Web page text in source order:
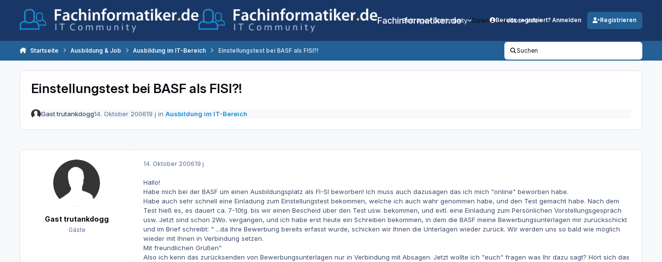
Fachinformatiker.de
Beiträge Community DownloadsJobs Info
Bereits registriert? Anmelden Registrieren
Startseite Ausbildung & Job Ausbildung im IT-Bereich Einstellungstest bei BASF als FISI?! Suchen
Einstellungstest bei BASF als FISI?!
Gast trutankdogg14. Oktober 200619 j in Ausbildung im IT-Bereich
Gast trutankdogg
Gäste
14. Oktober 200619 j
Hallo!
Habe mich bei der BASF um einen Ausbildungsplatz als FI-SI beworben! Ich muss auch dazusagen das ich mich "online" beworben habe.
Habe auch sehr schnell eine Einladung zum Einstellungstest bekommen, welche ich auch wahr genommen habe, und den Test gemacht habe. Nach dem
Test hieß es, es dauert ca. 7-10tg. bis wir einen Bescheid über den Test usw. bekommen, und evtl. eine Einladung zum Persönlichen Vorstellungsgespräch
usw. Jetzt sind schon 2Wo. vergangen, und ich habe erst heute ein Schreiben bekommen, in dem die BASF meine Bewerbungsunterlagen mir zurückschickt
und im Brief schreibt: " ...da Ihre Bewerbung bereits erfasst wurde, schicken wir Ihnen die Unterlagen wieder zurück. Wir werden uns so bald wie möglich
wieder mit Ihnen in Verbindung setzen.
Mit freundlichen Grüßen"
Also ich kenn das zurücksenden von Bewerbungsunterlagen nur in Verbindung mit Absagen. Jetzt wollte ich "euch" fragen was Ihr dazu sagt? Hört sich das